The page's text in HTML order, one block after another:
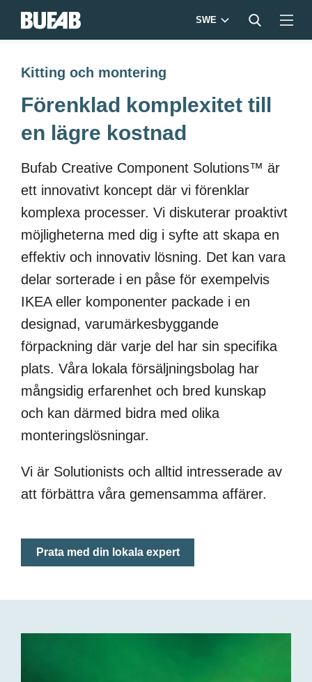
SWE
Kitting och montering
Förenklad komplexitet till
en lägre kostnad
Bufab Creative Component Solutions™ är
ett innovativt koncept där vi förenklar
komplexa processer. Vi diskuterar proaktivt
möjligheterna med dig i syfte att skapa en
effektiv och innovativ lösning. Det kan vara
delar sorterade i en påse för exempelvis
IKEA eller komponenter packade i en
designad, varumärkesbyggande
förpackning där varje del har sin specifika
plats. Våra lokala försäljningsbolag har
mångsidig erfarenhet och bred kunskap
och kan därmed bidra med olika
monteringslösningar.
Vi är Solutionists och alltid intresserade av
att förbättra våra gemensamma affärer.
Prata med din lokala expert